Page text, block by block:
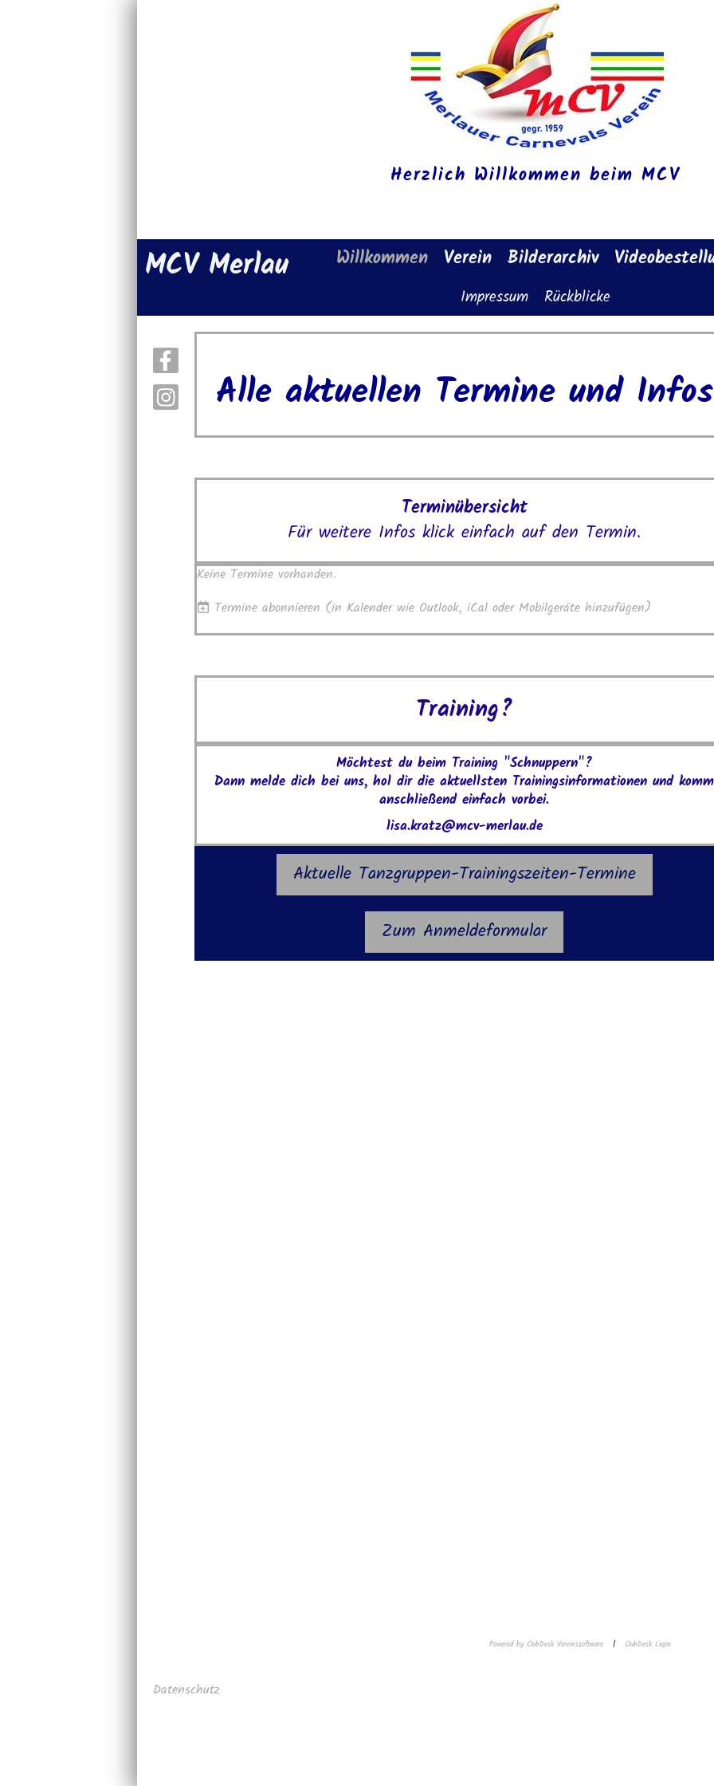
Herzlich Willkommen beim MCV
MCV Merlau Willkommen Verein Bilderarchiv
Impressum Rückblicke
Alle aktuellen Termine und Infos
Terminübersicht
Für weitere Infos klick einfach auf den Termin.
Keine Termine vorhanden.
Termine abonnieren (in Kalender wie Outlook, iCal oder Mobilgeräte hinzufügen)
Training?
Möchtest du beim Training "Schnuppern"?
Dann melde dich bei uns, hol dir die aktuellsten Trainingsinformationen und komm
anschließend einfach vorbei.
lisa.kratz@mcv-merlau.de
Aktuelle Tanzgruppen-Trainingszeiten-Termine
Zum Anmeldeformular
Powered by ClubDesk Vereinssoftware| ClubDesk Login
Datenschutz